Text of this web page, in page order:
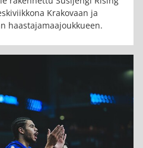
Krakovaan ja
haastajamaajoukkueen.